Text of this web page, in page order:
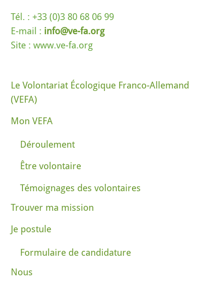
Tél. : +33 (0)3 80 68 06 99
E-mail : info@ve-fa.org
Site : www.ve-fa.org
Le Volontariat Écologique Franco-Allemand
(VEFA)
Mon VEFA
Déroulement
Être volontaire
Témoignages des volontaires
Trouver ma mission
Je postule
Formulaire de candidature
Nous